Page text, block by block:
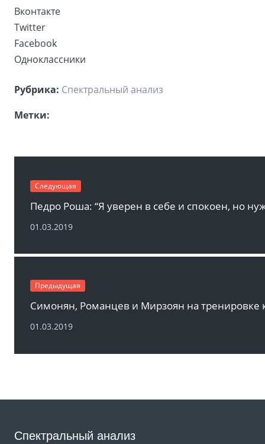
Вконтакте
Twitter
Facebook
Одноклассники
Рубрика: Спектральный анализ
Метки:
Следующая
01.03.2019
Предыдущая
01.03.2019
Спектральный анализ